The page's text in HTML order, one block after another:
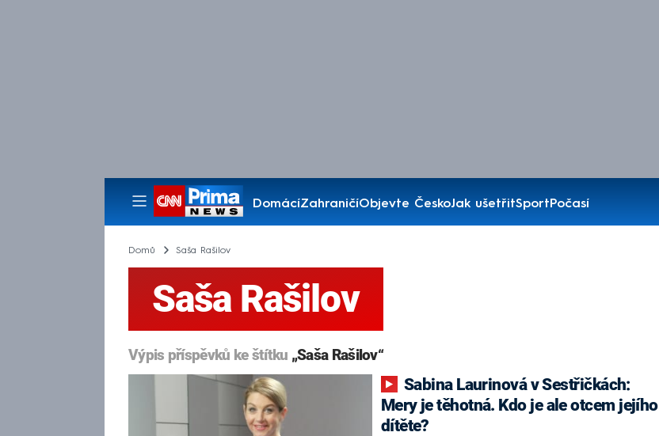
DomácíZahraničíObjevte ČeskoJak ušetřitSportPočasí
Pořady
Domů Saša Rašilov
Saša Rašilov
Výpis příspěvků ke štítku „Saša Rašilov“
Mery je těhotná. Kdo je ale otcem jejího
dítěte?